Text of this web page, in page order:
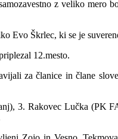
z veliko
Evo Škrlec, ki se je
12.mesto.
za članice in člane
3. Rakovec Lučka